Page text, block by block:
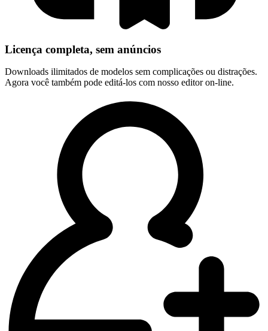
Licença completa, sem anúncios
Downloads ilimitados de modelos sem complicações ou distrações.
Agora você também pode editá-los com nosso editor on-line.